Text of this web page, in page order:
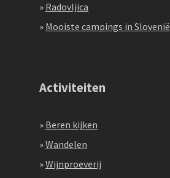
» Radovljica
» Mooiste campings in Slovenië
Activiteiten
» Beren kijken
»Wandelen
»Wijnproeverij